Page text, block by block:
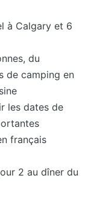
à Calgary et 6
du
de camping en
les dates de
français
2 au dîner du